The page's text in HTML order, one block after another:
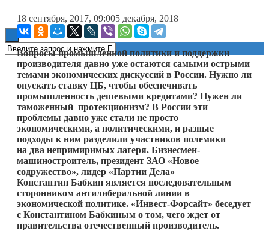
18 сентября, 2017, 09:005 декабря, 2018
Вопросы промышленной политики и поддержки
производителя давно уже остаются самыми острыми
темами экономических дискуссий в России. Нужно ли
опускать ставку ЦБ, чтобы обеспечивать
промышленность дешевыми кредитами? Нужен ли
таможенный протекционизм? В России эти
проблемы давно уже стали не просто
экономическими, а политическими, и разные
подходы к ним разделили участников полемики
на два непримиримых лагеря. Бизнесмен-
машиностроитель, президент ЗАО «Новое
содружество», лидер «Партии Дела»
Константин Бабкин является последовательным
сторонником антилиберальной линии в
экономической политике. «Инвест-Форсайт» беседует
с Константином Бабкиным о том, чего ждет от
правительства отечественный производитель.